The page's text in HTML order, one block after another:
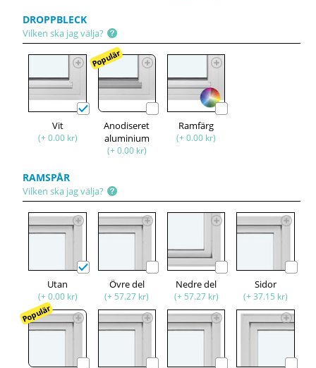
DROPPBLECK
Vilken ska jag välja?
Vit
(+ 0.00 kr)
Populär
Anodiseret
aluminium
(+ 0.00 kr)
Ramfärg
(+ 0.00 kr)
RAMSPÅR
Vilken ska jag välja?
Utan
(+ 0.00 kr)
Övre del
(+ 57.27 kr)
Nedre del
(+ 57.27 kr)
Sidor
(+ 37.15 kr)
Populär